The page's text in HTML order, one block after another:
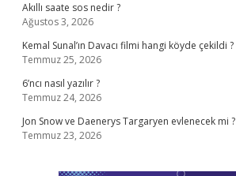
Akıllı saate sos nedir ?
Ağustos 3, 2026
Kemal Sunal’ın Davacı filmi hangi köyde çekildi ?
Temmuz 25, 2026
6’ncı nasıl yazılır ?
Temmuz 24, 2026
Jon Snow ve Daenerys Targaryen evlenecek mi ?
Temmuz 23, 2026